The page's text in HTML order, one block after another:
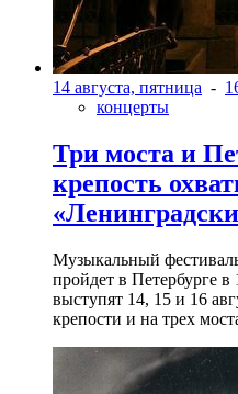
14 августа, пятница -
концерты
Три моста и
крепость
Музыкальный
пройдет в Петербурге
выступят 14, 15 и 16
крепости и на трех